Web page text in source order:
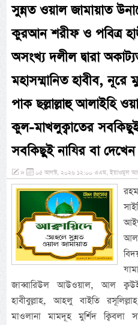
সুন্নত ওয়াল জামায়াত
কুরআন শরীফ ও পবিত্র
অসংখ্য দলীল দ্বারা
মহাসম্মানিত হাবীব, নূরে
পাক ছল্লাল্লাহু আলাইহি
কুল-মাখলুক্বাতের
সবকিছুই নাযির বা
» ০৫ আগস্ট, ২০২৬ ১২:০০ এএম, ইয়াওমুল
জাব্বারিউল আউওয়াল, আল
হাবীবুল্লাহ, আহলু বাইতি
মাওলানা মামদূহ মুর্শিদ ক্বিবলা